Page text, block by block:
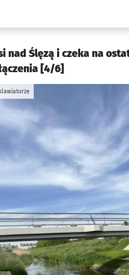
Dla mieszkańca
nad Ślęzą i czeka na
[4/6]